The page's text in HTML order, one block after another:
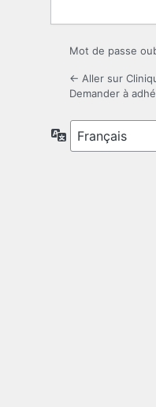
Mot de passe
← Aller sur
Demander à
Langue